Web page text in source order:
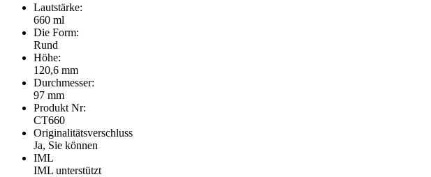
Lautstärke:
660 ml
Die Form:
Rund
Höhe:
120,6 mm
Durchmesser:
97 mm
Produkt Nr:
CT660
Originalitätsverschluss
Ja, Sie können
IML
IML unterstützt